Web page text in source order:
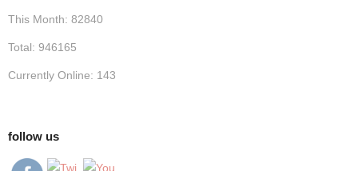
This Month: 82840
Total: 946165
Currently Online: 143
follow us